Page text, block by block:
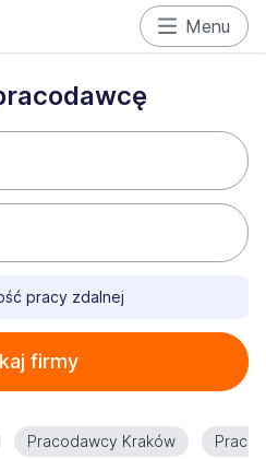
Menu
pracy zdalnej
firmy
Pracodawcy Kraków